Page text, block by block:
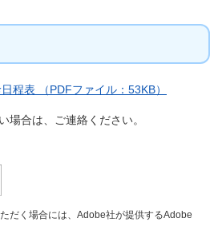
程表 （PDFファイル：53KB）
合は、ご連絡ください。
だく場合には、Adobe社が提供するAdobe